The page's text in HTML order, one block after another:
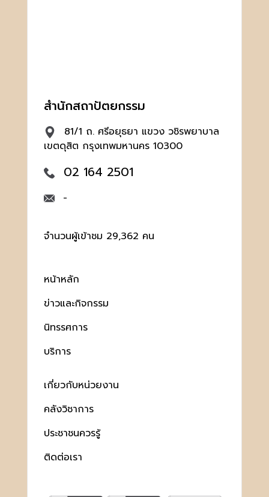
สำนักสถาปัตยกรรม
81/1 ถ. ศรีอยุธยา แขวง วชิรพยาบาล
เขตดุสิต กรุงเทพมหานคร 10300
02 164 2501
-
จำนวนผู้เข้าชม 29,362 คน
หน้าหลัก
ข่าวและกิจกรรม
นิทรรศการ
บริการ
เกี่ยวกับหน่วยงาน
คลังวิชาการ
ประชาชนควรรู้
ติดต่อเรา